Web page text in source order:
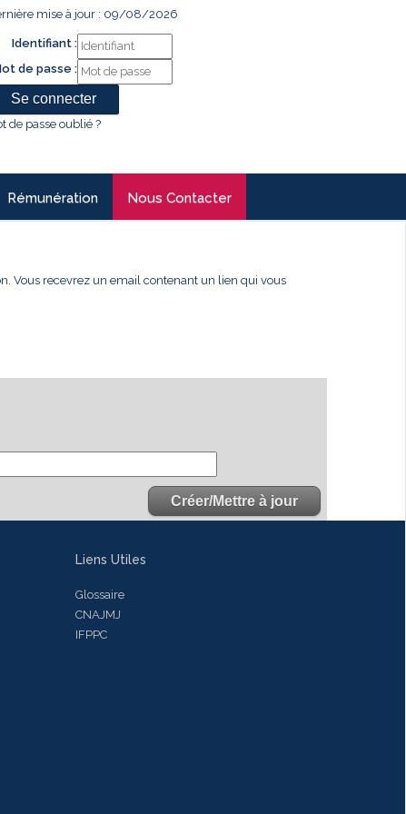
mise à jour : 09/08/2026
Identifiant :
de passe :
de passe oublié ?
Rémunération Nous Contacter
Vous recevrez un email contenant un lien qui vous
Liens Utiles
Glossaire
CNAJMJ
IFPPC